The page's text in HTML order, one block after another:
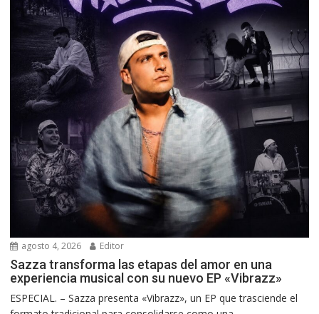
agosto 4, 2026 Editor
Sazza transforma las etapas del amor en una
experiencia musical con su nuevo EP «Vibrazz»
ESPECIAL. – Sazza presenta «Vibrazz», un EP que trasciende el